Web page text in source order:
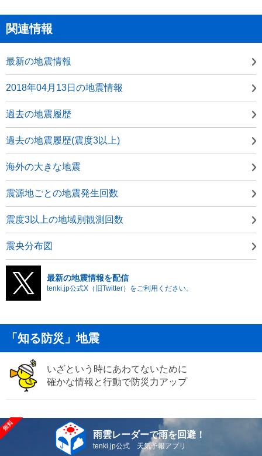
関連情報
最新の地震情報
2018年04月13日の地震情報
過去の地震履歴
過去の地震履歴(震度3以上)
海外の大きな地震
震源地ごとの地震発生回数
震度3以上の地域別観測回数
震央分布図
最新の地震情報を配信
tenki.jp公式X（旧Twitter）をご利用ください。
「知る防災」地震
いざという時にあわてないために
確かな情報と行動で防災力アップ
雨雲レーダーで雨を回避！
tenki.jp公式 天気予報アプリ